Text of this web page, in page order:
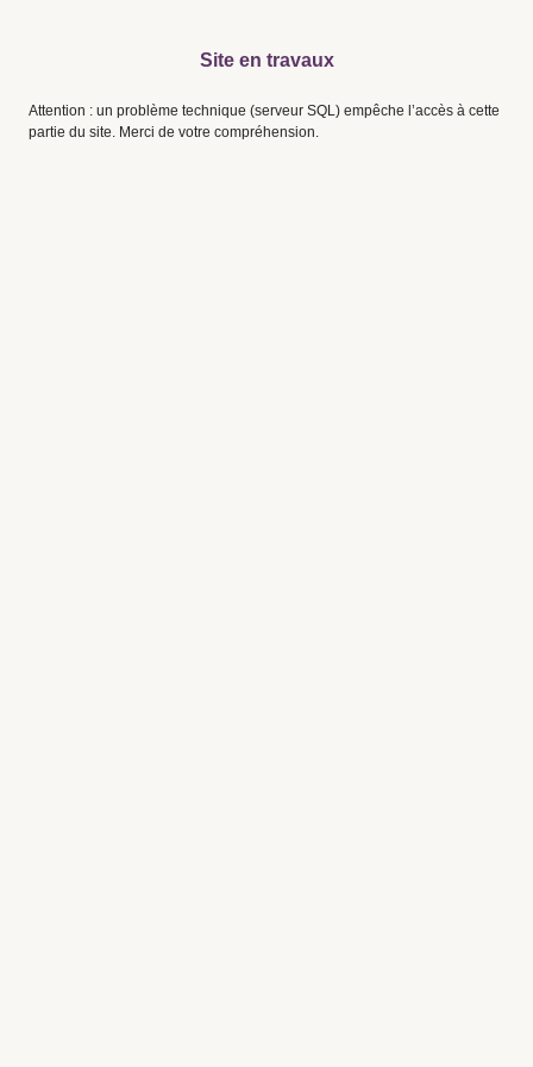
Site en travaux
Attention : un problème technique (serveur SQL) empêche l’accès à cette
partie du site. Merci de votre compréhension.